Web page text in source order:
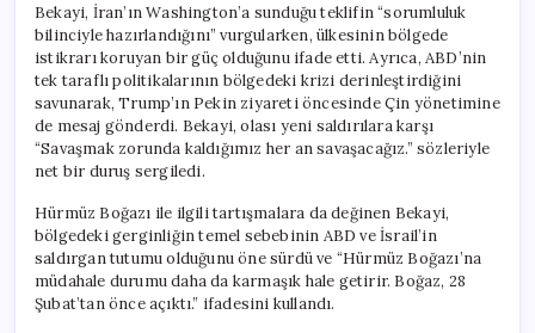
Bekayi, İran’ın Washington’a sunduğu teklifin “sorumluluk
bilinciyle hazırlandığını” vurgularken, ülkesinin bölgede
istikrarı koruyan bir güç olduğunu ifade etti. Ayrıca, ABD’nin
tek taraflı politikalarının bölgedeki krizi derinleştirdiğini
savunarak, Trump’ın Pekin ziyareti öncesinde Çin yönetimine
de mesaj gönderdi. Bekayi, olası yeni saldırılara karşı
“Savaşmak zorunda kaldığımız her an savaşacağız.” sözleriyle
net bir duruş sergiledi.
Hürmüz Boğazı ile ilgili tartışmalara da değinen Bekayi,
bölgedeki gerginliğin temel sebebinin ABD ve İsrail’in
saldırgan tutumu olduğunu öne sürdü ve “Hürmüz Boğazı’na
müdahale durumu daha da karmaşık hale getirir. Boğaz, 28
Şubat’tan önce açıktı.” ifadesini kullandı.